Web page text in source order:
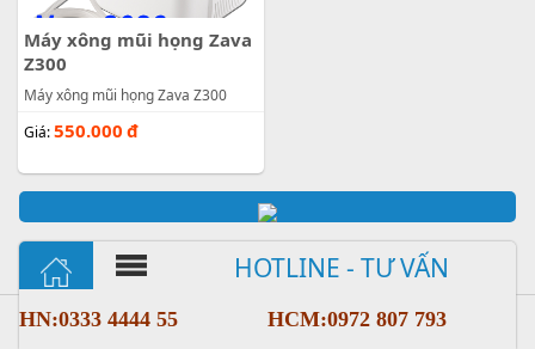
HOTLINE - TƯ VẤN
HN:0333 4444 55 HCM:0972 807 793
Máy xông mũi họng Zava
Z300
Máy xông mũi họng Zava Z300
Giá:550.000 đ